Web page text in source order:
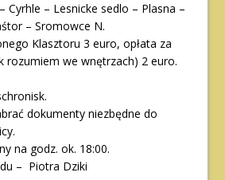
Cyrhle – Lesnicke sedlo – Plasna –
– Sromowce N.
Klasztoru 3 euro, opłata za
rozumiem we wnętrzach) 2 euro.
dokumenty niezbędne do
na godz. ok. 18:00.
– Piotra Dziki